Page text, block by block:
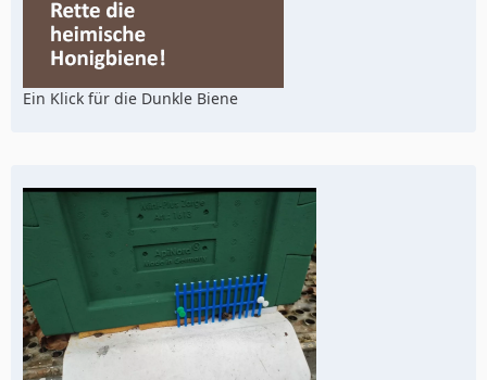
Ein Klick für die Dunkle Biene